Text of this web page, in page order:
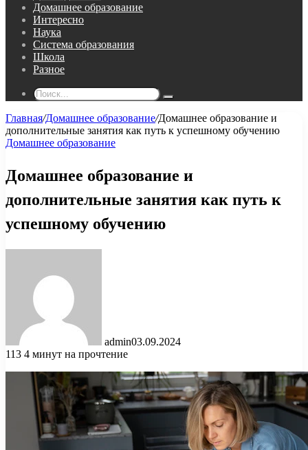
Домашнее образование
Интересно
Наука
Система образования
Школа
Разное
Поиск...
Главная/Домашнее образование/Домашнее образование и
дополнительные занятия как путь к успешному обучению
Домашнее образование
Домашнее образование и
дополнительные занятия как путь к
успешному обучению
admin03.09.2024
113 4 минут на прочтение